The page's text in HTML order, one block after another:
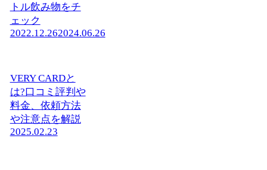
トル飲み物をチ
ェック
2022.12.262024.06.26
VERY CARDと
は?口コミ評判や
料金、依頼方法
や注意点を解説
2025.02.23